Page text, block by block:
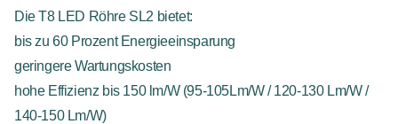
Die T8 LED Röhre SL2 bietet:
bis zu 60 Prozent Energieeinsparung
geringere Wartungskosten
hohe Effizienz bis 150 lm/W (95-105Lm/W / 120-130 Lm/W /
140-150 Lm/W)